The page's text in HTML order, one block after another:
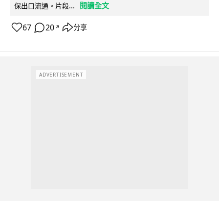
保出口流通。片段...
閱讀全文
67 20 ↗ 分享
ADVERTISEMENT